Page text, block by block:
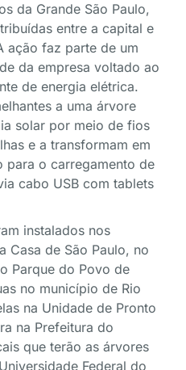
da Grande São Paulo,
entre a capital e
ação faz parte de um
da empresa voltado ao
de energia elétrica.
a uma árvore
solar por meio de fios
e a transformam em
para o carregamento de
cabo USB com tablets
instalados nos
Casa de São Paulo, no
Parque do Povo de
no município de Rio
na Unidade de Pronto
na Prefeitura do
que terão as árvores
Federal do